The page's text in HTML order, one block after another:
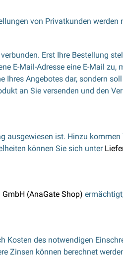
von Privatkunden werden
Erst Ihre Bestellung
E-Mail-Adresse eine E-Mail zu,
Angebotes dar, sondern
an Sie versenden und den
ausgewiesen ist. Hinzu kommen
können Sie sich unter
(AnaGate Shop)
Kosten des notwendigen
Zinsen können berechnet